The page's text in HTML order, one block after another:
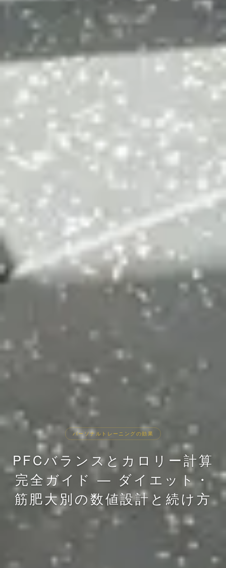
パーソナルトレーニングの効果
PFCバランスとカロリー計算
完全ガイド — ダイエット・
筋肥大別の数値設計と続け方